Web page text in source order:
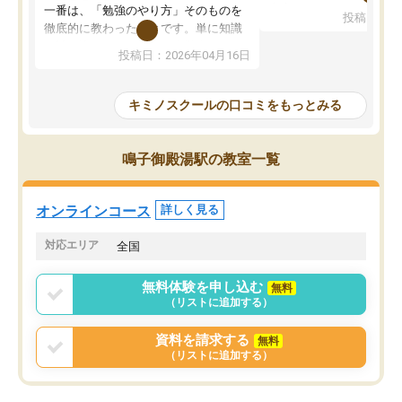
一番は、「勉強のやり方」そのものを
徹底的に教わったことです。単に知識
を詰め込むのではなく、自学自習の習
慣が身につくよう並走してくれるの
はなくなりました。
講師の方との距離も近く、親身なコー
チングのおかげで、停滞期もモチベー
ションを維持できました。「やらされ
る勉強」から「目標のための勉強」へ
意識が変わったことが、目標校への合
投稿日：2026年04月16日
を明確にしてくれるの
の仕方をコーチングして
ルなので、家での学習習
身につきました。結果と
た英語の偏差値が10以上
していた公立高校に無事
た。自分から学ぶ姿勢を
投稿日：
キミノスクールの口コミをもっとみる
鳴子御殿湯駅の教室一覧
オンラインコース 詳しく見る
対応エリア 全国
無料体験を申し込む
無料
（リストに追加する）
資料を請求する
無料
（リストに追加する）